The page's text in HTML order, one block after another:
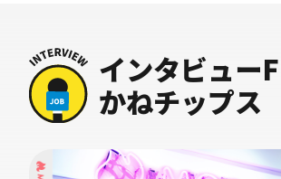
インタビュー
かねチップス